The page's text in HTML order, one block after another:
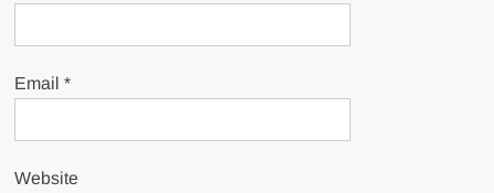
Email*
Website